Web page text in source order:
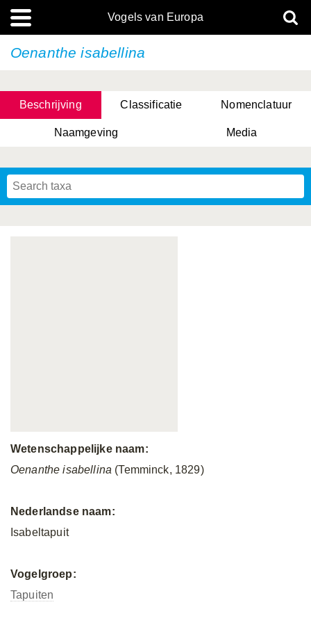
Vogels van Europa
Oenanthe isabellina
Beschrijving Classificatie Nomenclatuur
Naamgeving Media
Wetenschappelijke naam:
Oenanthe isabellina (Temminck, 1829)
Nederlandse naam:
Isabeltapuit
Vogelgroep:
Tapuiten